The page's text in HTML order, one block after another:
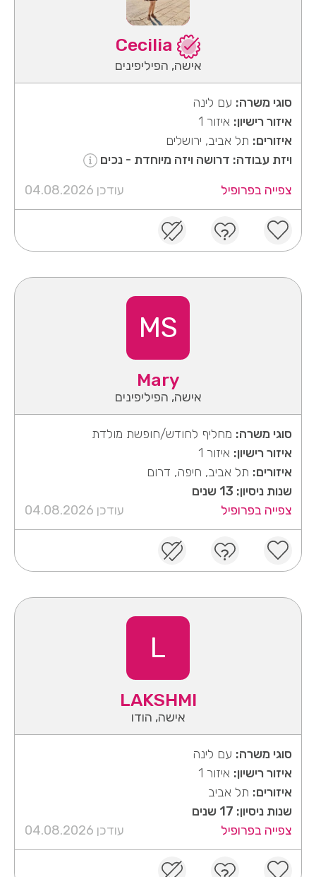
אישה, הפיליפינים
סוגי משרה: עם לינה
איזור רישיון: איזור 1
איזורים: תל אביב, ירושלים
ויזת עבודה: דרושה ויזה מיוחדת - נכים
צפייה בפרופיל
עודכן 04.08.2026
MS
Mary
אישה, הפיליפינים
סוגי משרה: מחליף לחודש/חופשת מולדת
איזור רישיון: איזור 1
איזורים: תל אביב, חיפה, דרום
שנות ניסיון: 13 שנים
צפייה בפרופיל
עודכן 04.08.2026
L
LAKSHMI
אישה, הודו
סוגי משרה: עם לינה
איזור רישיון: איזור 1
איזורים: תל אביב
שנות ניסיון: 17 שנים
צפייה בפרופיל
עודכן 04.08.2026